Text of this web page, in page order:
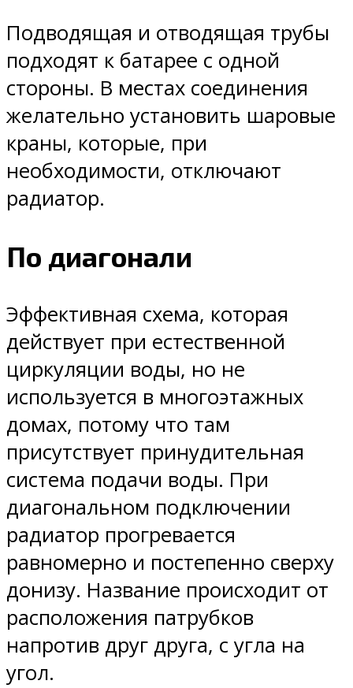
Подводящая и отводящая трубы
подходят к батарее с одной
стороны. В местах соединения
желательно установить шаровые
краны, которые, при
необходимости, отключают
радиатор.
По диагонали
Эффективная схема, которая
действует при естественной
циркуляции воды, но не
используется в многоэтажных
домах, потому что там
присутствует принудительная
система подачи воды. При
диагональном подключении
радиатор прогревается
равномерно и постепенно сверху
донизу. Название происходит от
расположения патрубков
напротив друг друга, с угла на
угол.